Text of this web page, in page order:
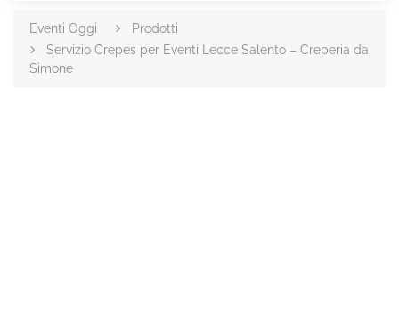
Eventi Oggi
Prodotti
Servizio Crepes per Eventi Lecce Salento – Creperia da
Simone